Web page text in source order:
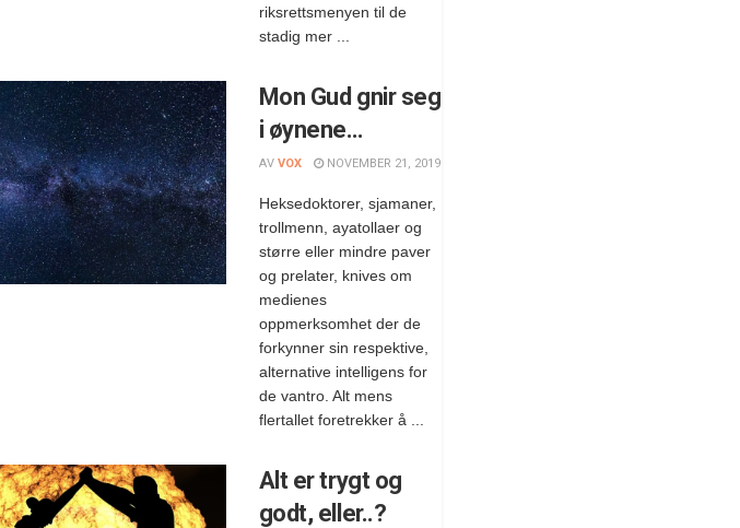
riksrettsmenyen til de
stadig mer ...
Mon Gud gnir seg
i øynene…
AV VOX NOVEMBER 21, 2019
Heksedoktorer, sjamaner,
trollmenn, ayatollaer og
større eller mindre paver
og prelater, knives om
medienes
oppmerksomhet der de
forkynner sin respektive,
alternative intelligens for
de vantro. Alt mens
flertallet foretrekker å ...
Alt er trygt og
godt, eller..?